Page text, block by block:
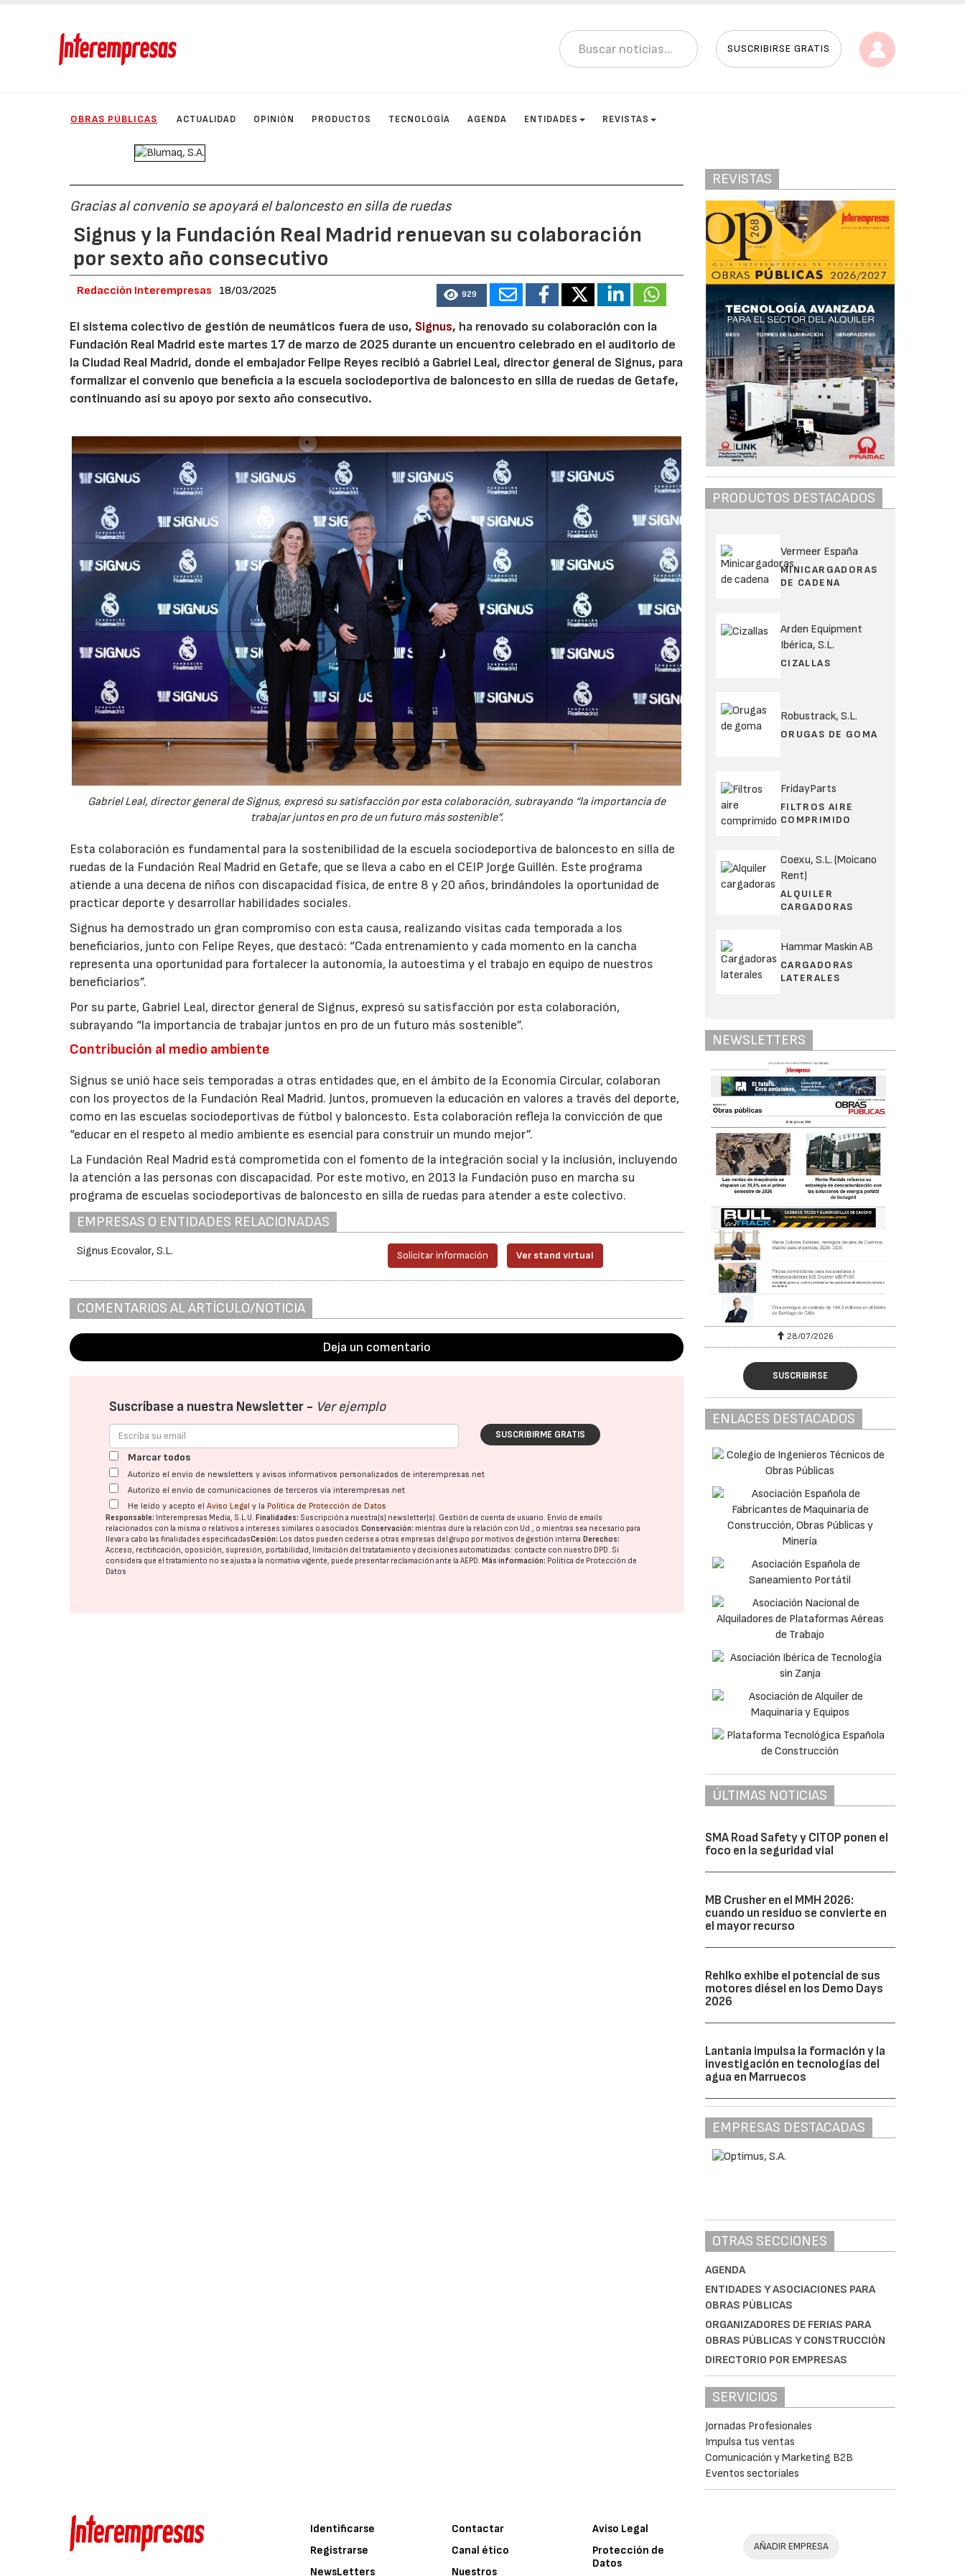
SUSCRIBIRSE GRATIS
OBRAS PÚBLICAS ACTUALIDAD OPINIÓN PRODUCTOS TECNOLOGÍA AGENDA ENTIDADES REVISTAS
Gracias al convenio se apoyará el baloncesto en silla de ruedas
Signus y la Fundación Real Madrid renuevan su colaboración
por sexto año consecutivo
Redacción Interempresas 18/03/2025 929
El sistema colectivo de gestión de neumáticos fuera de uso, Signus, ha renovado su colaboración con la
Fundación Real Madrid este martes 17 de marzo de 2025 durante un encuentro celebrado en el auditorio de
la Ciudad Real Madrid, donde el embajador Felipe Reyes recibió a Gabriel Leal, director general de Signus, para
formalizar el convenio que beneficia a la escuela sociodeportiva de baloncesto en silla de ruedas de Getafe,
continuando así su apoyo por sexto año consecutivo.
Gabriel Leal, director general de Signus, expresó su satisfacción por esta colaboración, subrayando “la importancia de
trabajar juntos en pro de un futuro más sostenible”.
Esta colaboración es fundamental para la sostenibilidad de la escuela sociodeportiva de baloncesto en silla de
ruedas de la Fundación Real Madrid en Getafe, que se lleva a cabo en el CEIP Jorge Guillén. Este programa
atiende a una decena de niños con discapacidad física, de entre 8 y 20 años, brindándoles la oportunidad de
practicar deporte y desarrollar habilidades sociales.
Signus ha demostrado un gran compromiso con esta causa, realizando visitas cada temporada a los
beneficiarios, junto con Felipe Reyes, que destacó: “Cada entrenamiento y cada momento en la cancha
representa una oportunidad para fortalecer la autonomía, la autoestima y el trabajo en equipo de nuestros
beneficiarios”.
Por su parte, Gabriel Leal, director general de Signus, expresó su satisfacción por esta colaboración,
subrayando “la importancia de trabajar juntos en pro de un futuro más sostenible”.
Contribución al medio ambiente
Signus se unió hace seis temporadas a otras entidades que, en el ámbito de la Economía Circular, colaboran
con los proyectos de la Fundación Real Madrid. Juntos, promueven la educación en valores a través del deporte,
como en las escuelas sociodeportivas de fútbol y baloncesto. Esta colaboración refleja la convicción de que
“educar en el respeto al medio ambiente es esencial para construir un mundo mejor”.
La Fundación Real Madrid está comprometida con el fomento de la integración social y la inclusión, incluyendo
la atención a las personas con discapacidad. Por este motivo, en 2013 la Fundación puso en marcha su
programa de escuelas sociodeportivas de baloncesto en silla de ruedas para atender a este colectivo.
EMPRESAS O ENTIDADES RELACIONADAS
Signus Ecovalor, S.L. Solicitar información Ver stand virtual
COMENTARIOS AL ARTÍCULO/NOTICIA
Deja un comentario
Suscríbase a nuestra Newsletter - Ver ejemplo
SUSCRIBIRME GRATIS
Marcar todos
Autorizo el envío de newsletters y avisos informativos personalizados de interempresas.net
Autorizo el envío de comunicaciones de terceros vía interempresas.net
He leído y acepto elAviso Legal y la Política de Protección de Datos
Responsable: Interempresas Media, S.L.U.Finalidades: Suscripción a nuestra(s) newsletter(s). Gestión de cuenta de usuario. Envío de emails
relacionados con la misma o relativos a intereses similares o asociados.Conservación: mientras dure la relación con Ud., o mientras sea necesario para
llevar a cabo las finalidades especificadasCesión: Los datos pueden cederse a otras empresas del grupo por motivos de gestión interna.Derechos:
Acceso, rectificación, oposición, supresión, portabilidad, limitación del tratatamiento y decisiones automatizadas: contacte con nuestro DPD. Si
considera que el tratamiento no se ajusta a la normativa vigente, puede presentar reclamación ante laAEPD.Más información: Política de Protección de
Datos
REVISTAS
PRODUCTOS DESTACADOS
Vermeer España
MINICARGADORAS
DE CADENA
Arden Equipment
Ibérica, S.L.
CIZALLAS
Robustrack, S.L.
ORUGAS DE GOMA
FridayParts
FILTROS AIRE
COMPRIMIDO
Coexu, S.L. (Moicano
Rent)
ALQUILER
CARGADORAS
Hammar Maskin AB
CARGADORAS
LATERALES
NEWSLETTERS
28/07/2026 30/07/2026 28/07/2026
SUSCRIBIRSE
ENLACES DESTACADOS
ÚLTIMAS NOTICIAS
SMA Road Safety y CITOP ponen el
foco en la seguridad vial
MB Crusher en el MMH 2026:
cuando un residuo se convierte en
el mayor recurso
Rehlko exhibe el potencial de sus
motores diésel en los Demo Days
2026
Lantania impulsa la formación y la
investigación en tecnologías del
agua en Marruecos
EMPRESAS DESTACADAS
OTRAS SECCIONES
AGENDA
ENTIDADES Y ASOCIACIONES PARA
OBRAS PÚBLICAS
ORGANIZADORES DE FERIAS PARA
OBRAS PÚBLICAS Y CONSTRUCCIÓN
DIRECTORIO POR EMPRESAS
SERVICIOS
Jornadas Profesionales
Impulsa tus ventas
Comunicación y Marketing B2B
Eventos sectoriales
Identificarse
Registrarse
NewsLetters
Contactar
Canal ético
Nuestros
Aviso Legal
Protección de
Datos
AÑADIR EMPRESA